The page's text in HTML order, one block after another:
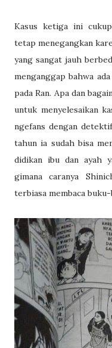
Kasus ketiga ini
tetap menegangkan
yang sangat jauh
menganggap bahwa
pada Ran. Apa dan
untuk menyelesaikan
ngefans dengan
tahun ia sudah bisa
didikan ibu dan ayah
gimana caranya
terbiasa membaca